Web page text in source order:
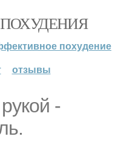
похудение
отзывы
-